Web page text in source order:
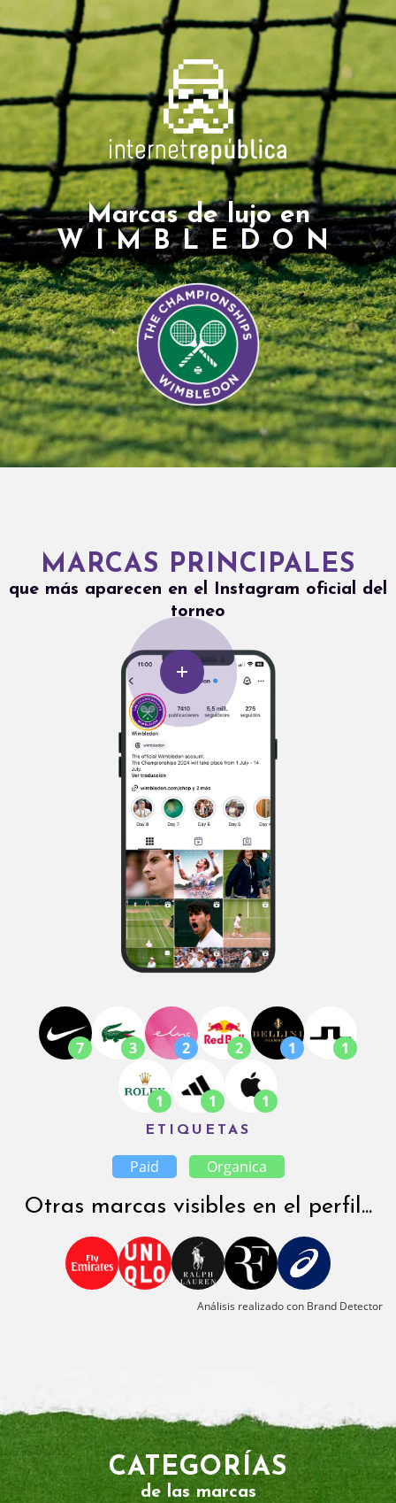
Marcas de lujo en
WIMBLEDON
MARCAS PRINCIPALES
que más aparecen en el Instagram oficial del
torneo
7 3 2 2 1 1
1 1 1
ETIQUETAS
Paid Organica
Otras marcas visibles en el perfil...
Análisis realizado con Brand Detector
CATEGORÍAS
de las marcas